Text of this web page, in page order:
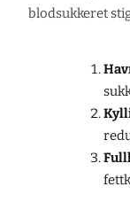
blodsukkeret